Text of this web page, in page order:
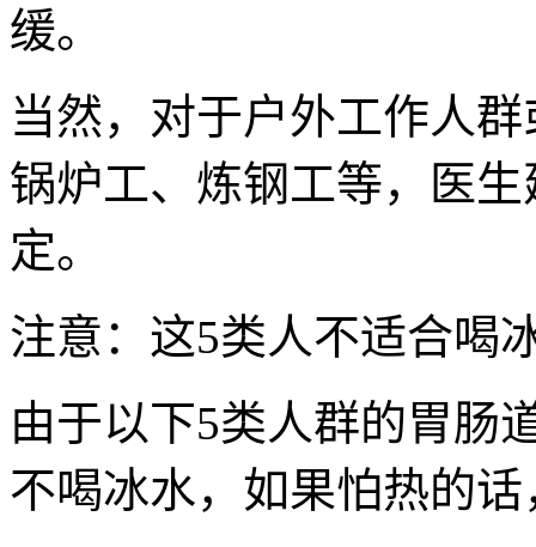
缓。
当然，对于户外工作人
锅炉工、炼钢工等，医
定。
注意：这5类人不适合喝
由于以下5类人群的胃肠
不喝冰水，如果怕热的